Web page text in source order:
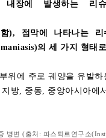
내장에 발생하는 리
함), 점막에 나타나는 리
의 세 가지 형태로
위에 주로 궤양을 유발하
지방, 중동, 중앙아시아에서
병변 (출처 : 파스퇴르연구소